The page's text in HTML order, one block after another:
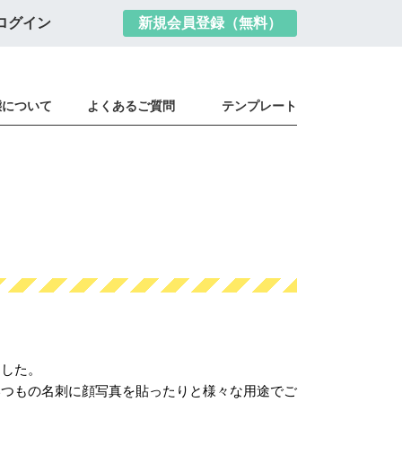
グイン 新規会員登録（無料）
ついて よくあるご質問 テンプレート
た。
もの名刺に顔写真を貼ったりと様々な用途でご